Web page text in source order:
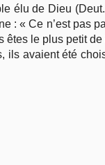
élu de Dieu
: « Ce n’est pas
êtes le plus petit
ils avaient été